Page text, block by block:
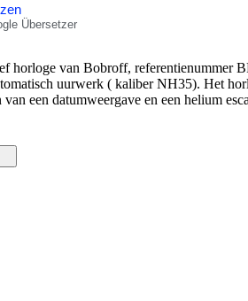
Übersetzer
horloge van Bobroff, referentienummer
uurwerk ( kaliber NH35). Het
een datumweergave en een helium
horloge.